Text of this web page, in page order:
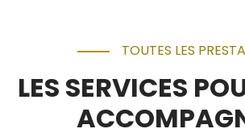
TOUTES LES
LES SERVICES